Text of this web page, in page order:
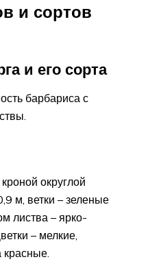
и сортов
и его сорта
барбариса с
округлой
м, ветки – зеленые
листва – ярко-
– мелкие,